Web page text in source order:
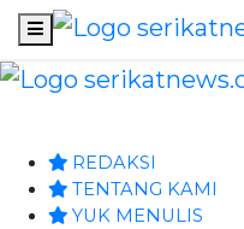
REDAKSI
TENTANG KAMI
YUK MENULIS